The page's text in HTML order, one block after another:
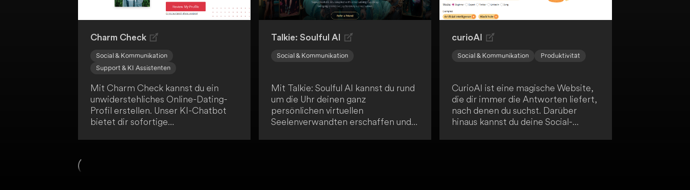
Charm Check
Social & Kommunikation
Support & KI Assistenten
Mit Charm Check kannst du ein
unwiderstehliches Online-Dating-
Profil erstellen. Unser KI-Chatbot
bietet dir sofortige
Talkie: Soulful AI
Social & Kommunikation
Mit Talkie: Soulful AI kannst du rund
um die Uhr deinen ganz
persönlichen virtuellen
Seelenverwandten erschaffen und
curioAI
Social & Kommunikation Produktivität
CurioAI ist eine magische Website,
die dir immer die Antworten liefert,
nach denen du suchst. Darüber
hinaus kannst du deine Social-